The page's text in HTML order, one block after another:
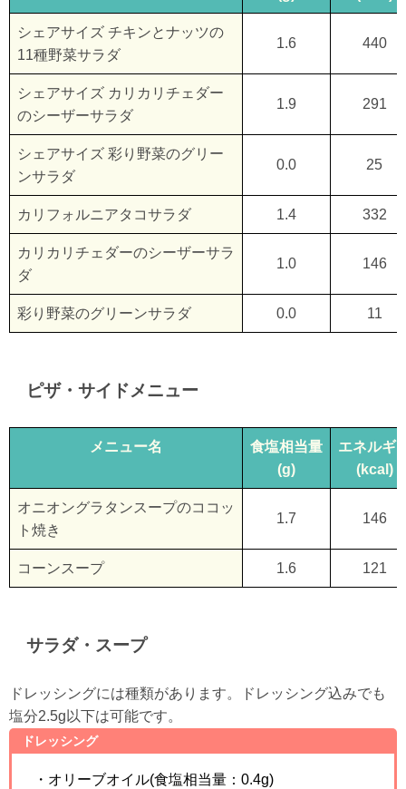
シェアサイズ チキンとナッツの
11種野菜サラダ
1.6 440
シェアサイズ カリカリチェダー
のシーザーサラダ
1.9 291
シェアサイズ 彩り野菜のグリー
ンサラダ
0.0 25
カリフォルニアタコサラダ 1.4 332
カリカリチェダーのシーザーサラ
ダ
1.0 146
彩り野菜のグリーンサラダ 0.0 11
ピザ・サイドメニュー
メニュー名
食塩相当量
(g)
エネルギ
(kcal)
オニオングラタンスープのココッ
ト焼き
1.7 146
コーンスープ 1.6 121
サラダ・スープ
ドレッシングには種類があります。ドレッシング込みでも
塩分2.5g以下は可能です。
ドレッシング
・オリーブオイル(食塩相当量：0.4g)